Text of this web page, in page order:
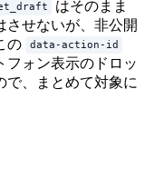
はそのまま
させないが、非公開
の
data-action-id
フォン表示のドロッ
で、まとめて対象に